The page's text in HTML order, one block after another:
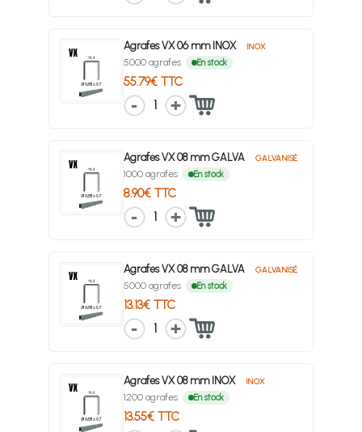
Agrafes VX 06 mm INOX INOX
5000 agrafes En stock
55.79€ TTC
1
Agrafes VX 08 mm GALVA GALVANISÉ
1000 agrafes En stock
8.90€ TTC
1
Agrafes VX 08 mm GALVA GALVANISÉ
5000 agrafes En stock
13.13€ TTC
1
Agrafes VX 08 mm INOX INOX
1200 agrafes En stock
13.55€ TTC